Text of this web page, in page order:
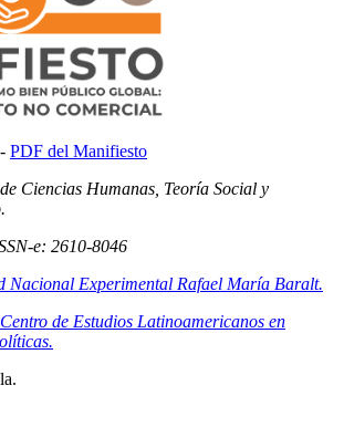
PDF del Manifiesto
Ciencias Humanas, Teoría Social y
e: 2610-8046
Nacional Experimental Rafael María Baralt.
de Estudios Latinoamericanos en